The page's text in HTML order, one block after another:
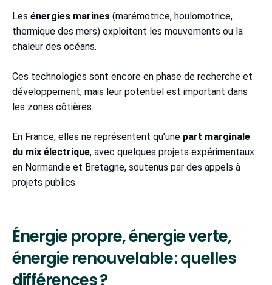
Les énergies marines (marémotrice, houlomotrice,
thermique des mers) exploitent les mouvements ou la
chaleur des océans.
Ces technologies sont encore en phase de recherche et
développement, mais leur potentiel est important dans
les zones côtières.
En France, elles ne représentent qu’une part marginale
du mix électrique, avec quelques projets expérimentaux
en Normandie et Bretagne, soutenus par des appels à
projets publics.
Énergie propre, énergie verte,
énergie renouvelable : quelles
différences ?